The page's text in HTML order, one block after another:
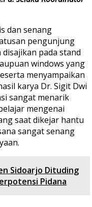
dan senang
pengunjung
pada stand
windows yang
menyampaikan
karya Dr. Sigit Dwi
sangat menarik
mengenai
saat dikejar hantu
sangat senang
Sidoarjo Dituding
Pidana